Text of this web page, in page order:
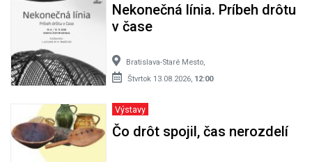
Nekonečná línia. Príbeh drôtu
v čase
Bratislava-Staré Mesto,
Štvrtok 13.08.2026, 12:00
Výstavy
Čo drôt spojil, čas nerozdelí